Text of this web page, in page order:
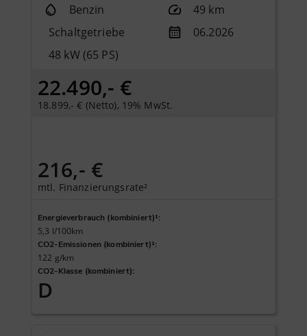
Benzin
49 km
Schaltgetriebe
06.2026
48 kW (65 PS)
22.490,- €
18.899,- € (Netto), 19% MwSt.
216,- €
mtl. Finanzierungsrate²
Energieverbrauch (kombiniert)¹:
5,3 l/100km
CO2-Emissionen (kombiniert)¹:
122 g/km
CO2-Klasse (kombiniert):
D